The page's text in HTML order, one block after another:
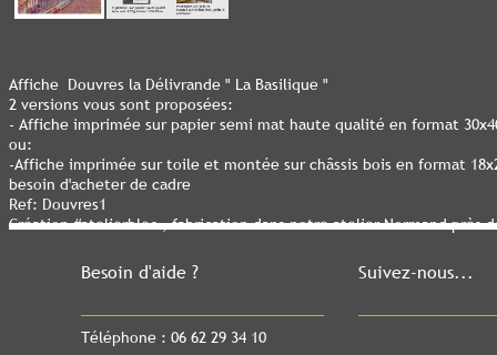
Besoin d'aide ?
Téléphone : 06 62 29 34 10
Suivez-nous...
Affiche Douvres la Délivrande " La Basilique "
2 versions vous sont proposées:
- Affiche imprimée sur papier semi mat haute qualité en format
ou:
-Affiche imprimée sur toile et montée sur châssis bois en format
besoin d'acheter de cadre
Ref: Douvres1
Création #atelierblec , fabrication dans notre atelier Normand près